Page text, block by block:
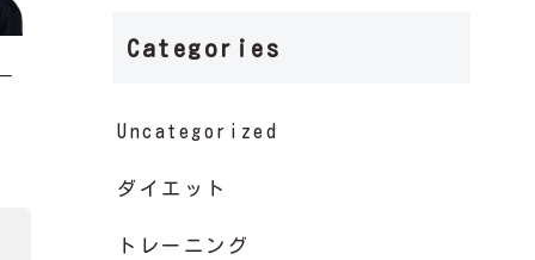
Categories
Uncategorized
ダイエット
トレーニング